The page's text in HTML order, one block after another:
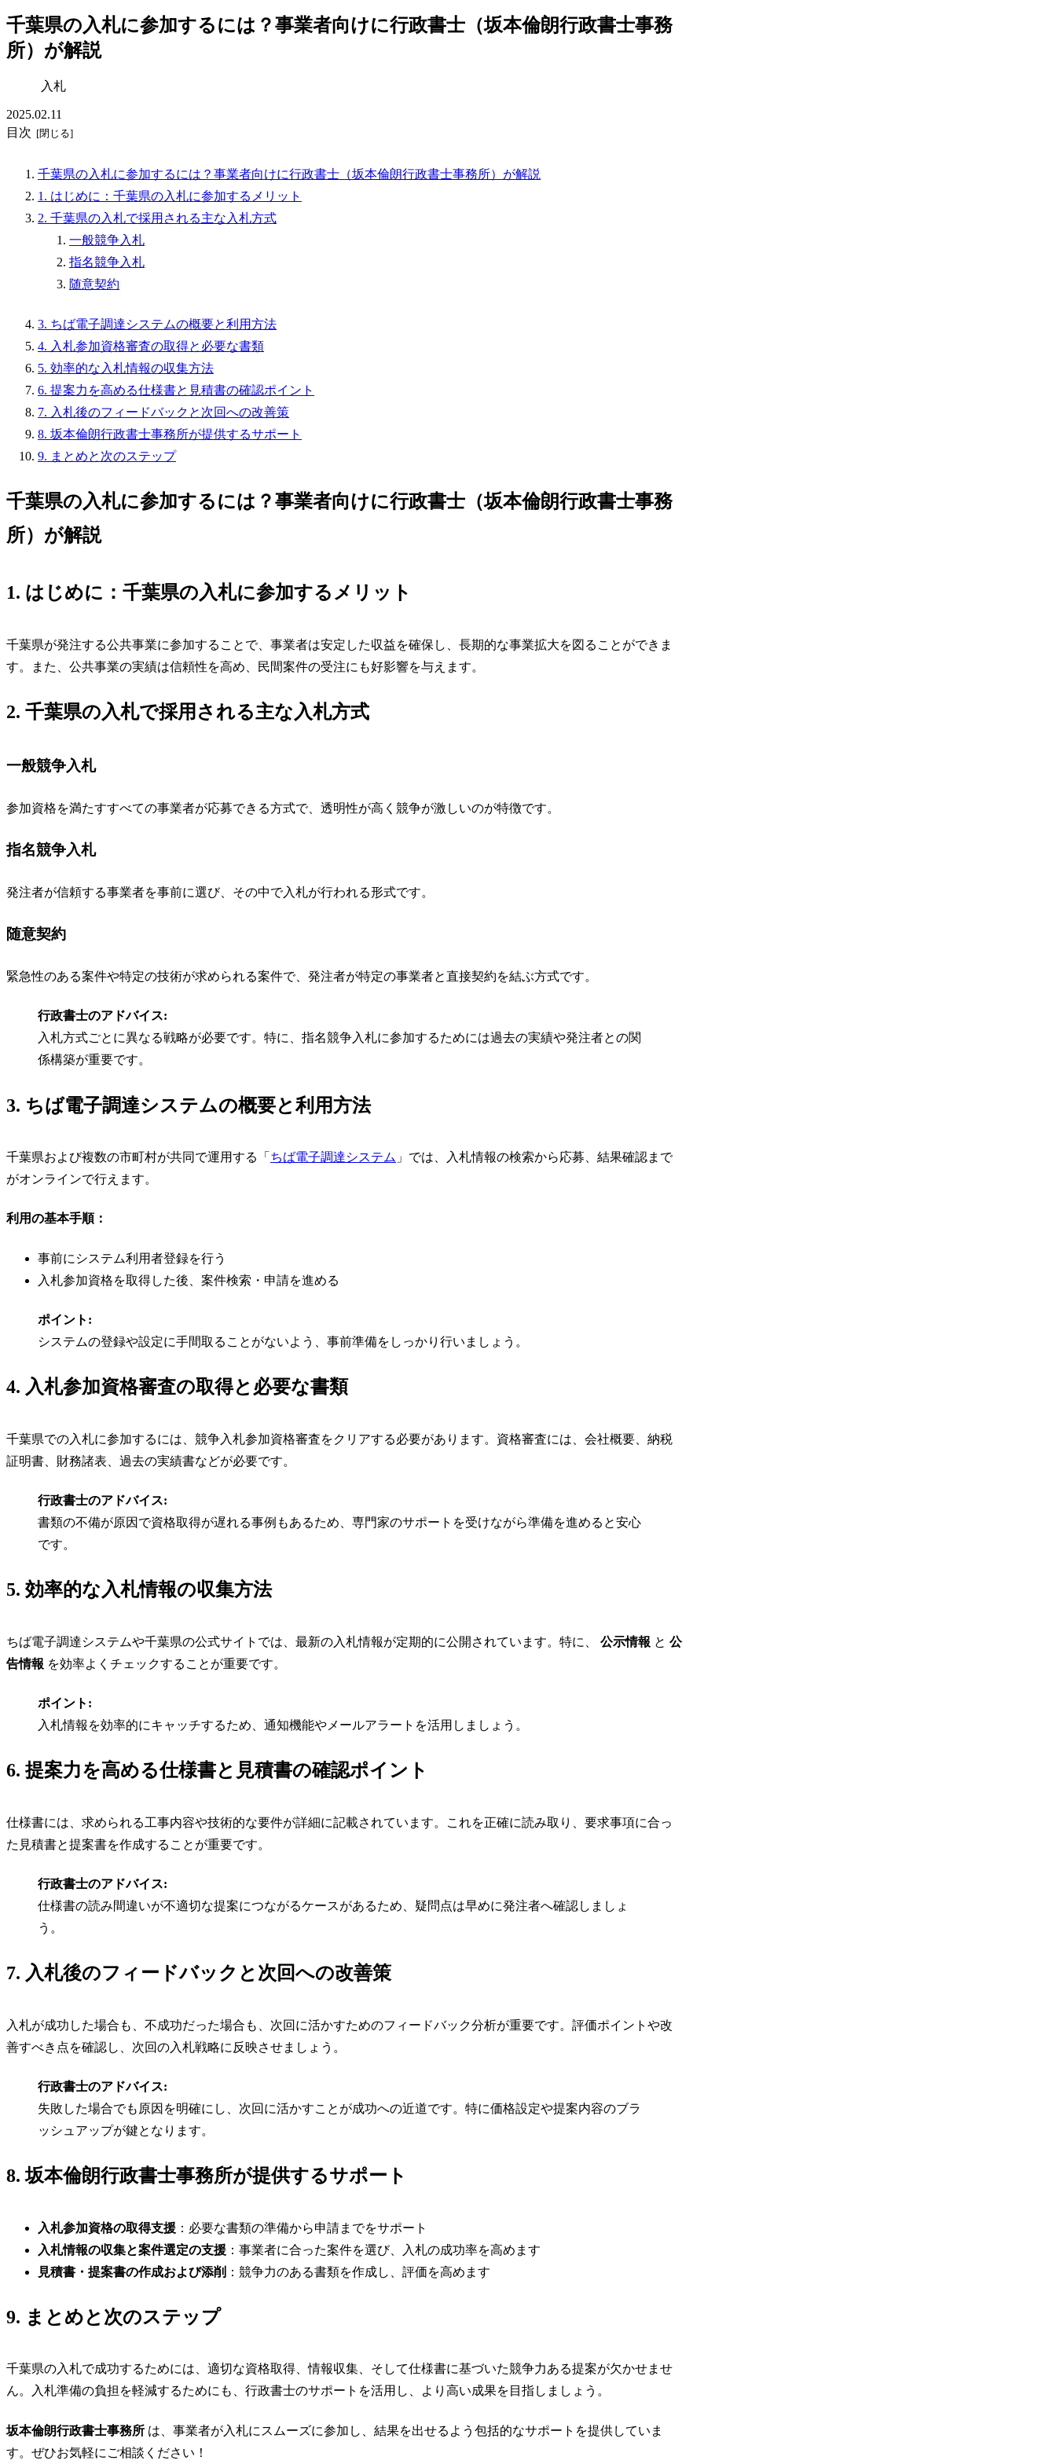
千葉県の入札に参加するには？事業者向けに行政書士（坂本倫朗行政書士事務
所）が解説
入札
2025.02.11
目次
千葉県の入札に参加するには？事業者向けに行政書士（坂本倫朗行政書士事務所）が解説
1. はじめに：千葉県の入札に参加するメリット
2. 千葉県の入札で採用される主な入札方式
一般競争入札
指名競争入札
随意契約
3. ちば電子調達システムの概要と利用方法
4. 入札参加資格審査の取得と必要な書類
5. 効率的な入札情報の収集方法
6. 提案力を高める仕様書と見積書の確認ポイント
7. 入札後のフィードバックと次回への改善策
8. 坂本倫朗行政書士事務所が提供するサポート
9. まとめと次のステップ
千葉県の入札に参加するには？事業者向けに行政書士（坂本倫朗行政書士事務
所）が解説
1. はじめに：千葉県の入札に参加するメリット
千葉県が発注する公共事業に参加することで、事業者は安定した収益を確保し、長期的な事業拡大を図ることができま
す。また、公共事業の実績は信頼性を高め、民間案件の受注にも好影響を与えます。
2. 千葉県の入札で採用される主な入札方式
一般競争入札
参加資格を満たすすべての事業者が応募できる方式で、透明性が高く競争が激しいのが特徴です。
指名競争入札
発注者が信頼する事業者を事前に選び、その中で入札が行われる形式です。
随意契約
緊急性のある案件や特定の技術が求められる案件で、発注者が特定の事業者と直接契約を結ぶ方式です。
行政書士のアドバイス:
入札方式ごとに異なる戦略が必要です。特に、指名競争入札に参加するためには過去の実績や発注者との関
係構築が重要です。
3. ちば電子調達システムの概要と利用方法
千葉県および複数の市町村が共同で運用する「 ちば電子調達システム 」では、入札情報の検索から応募、結果確認まで
がオンラインで行えます。
利用の基本手順：
事前にシステム利用者登録を行う
入札参加資格を取得した後、案件検索・申請を進める
ポイント:
システムの登録や設定に手間取ることがないよう、事前準備をしっかり行いましょう。
4. 入札参加資格審査の取得と必要な書類
千葉県での入札に参加するには、競争入札参加資格審査をクリアする必要があります。資格審査には、会社概要、納税
証明書、財務諸表、過去の実績書などが必要です。
行政書士のアドバイス:
書類の不備が原因で資格取得が遅れる事例もあるため、専門家のサポートを受けながら準備を進めると安心
です。
5. 効率的な入札情報の収集方法
ちば電子調達システムや千葉県の公式サイトでは、最新の入札情報が定期的に公開されています。特に、 公示情報 と 公
告情報 を効率よくチェックすることが重要です。
ポイント:
入札情報を効率的にキャッチするため、通知機能やメールアラートを活用しましょう。
6. 提案力を高める仕様書と見積書の確認ポイント
仕様書には、求められる工事内容や技術的な要件が詳細に記載されています。これを正確に読み取り、要求事項に合っ
た見積書と提案書を作成することが重要です。
行政書士のアドバイス:
仕様書の読み間違いが不適切な提案につながるケースがあるため、疑問点は早めに発注者へ確認しましょ
う。
7. 入札後のフィードバックと次回への改善策
入札が成功した場合も、不成功だった場合も、次回に活かすためのフィードバック分析が重要です。評価ポイントや改
善すべき点を確認し、次回の入札戦略に反映させましょう。
行政書士のアドバイス:
失敗した場合でも原因を明確にし、次回に活かすことが成功への近道です。特に価格設定や提案内容のブラ
ッシュアップが鍵となります。
8. 坂本倫朗行政書士事務所が提供するサポート
入札参加資格の取得支援 ：必要な書類の準備から申請までをサポート
入札情報の収集と案件選定の支援 ：事業者に合った案件を選び、入札の成功率を高めます
見積書・提案書の作成および添削 ：競争力のある書類を作成し、評価を高めます
9. まとめと次のステップ
千葉県の入札で成功するためには、適切な資格取得、情報収集、そして仕様書に基づいた競争力ある提案が欠かせませ
ん。入札準備の負担を軽減するためにも、行政書士のサポートを活用し、より高い成果を目指しましょう。
坂本倫朗行政書士事務所 は、事業者が入札にスムーズに参加し、結果を出せるよう包括的なサポートを提供していま
す。ぜひお気軽にご相談ください！